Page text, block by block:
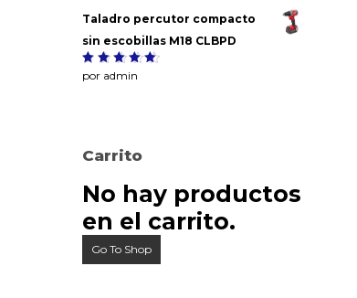
Taladro percutor compacto
sin escobillas M18 CLBPD
Valorado
con
por admin
Carrito
No hay productos
en el carrito.
Go To Shop